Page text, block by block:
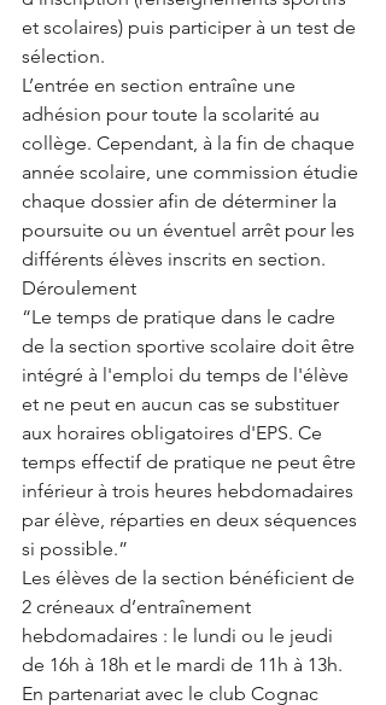
et scolaires) puis participer à un test de
sélection.
L’entrée en section entraîne une
adhésion pour toute la scolarité au
collège. Cependant, à la fin de chaque
année scolaire, une commission étudie
chaque dossier afin de déterminer la
poursuite ou un éventuel arrêt pour les
différents élèves inscrits en section.
Déroulement
“Le temps de pratique dans le cadre
de la section sportive scolaire doit être
intégré à l'emploi du temps de l'élève
et ne peut en aucun cas se substituer
aux horaires obligatoires d'EPS. Ce
temps effectif de pratique ne peut être
inférieur à trois heures hebdomadaires
par élève, réparties en deux séquences
si possible.”
Les élèves de la section bénéficient de
2 créneaux d’entraînement
hebdomadaires : le lundi ou le jeudi
de 16h à 18h et le mardi de 11h à 13h.
En partenariat avec le club Cognac